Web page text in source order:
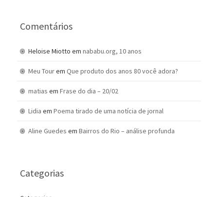
Comentários
Heloise Miotto em nababu.org, 10 anos
Meu Tourem Que produto dos anos 80 você adora?
matias em Frase do dia – 20/02
Lidia em Poema tirado de uma notícia de jornal
Aline Guedes em Bairros do Rio – análise profunda
Categorias